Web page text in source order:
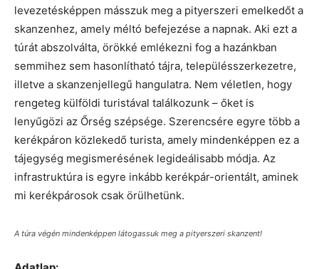
levezetésképpen másszuk meg a pityerszeri emelkedőt a
skanzenhez, amely méltó befejezése a napnak. Aki ezt a
túrát abszolválta, örökké emlékezni fog a hazánkban
semmihez sem hasonlítható tájra, településszerkezetre,
illetve a skanzenjellegű hangulatra. Nem véletlen, hogy
rengeteg külföldi turistával találkozunk – őket is
lenyűgözi az Őrség szépsége. Szerencsére egyre több a
kerékpáron közlekedő turista, amely mindenképpen ez a
tájegység megismerésének legideálisabb módja. Az
infrastruktúra is egyre inkább kerékpár-orientált, aminek
mi kerékpárosok csak örülhetünk.
A túra végén mindenképpen látogassuk meg a pityerszeri skanzent!